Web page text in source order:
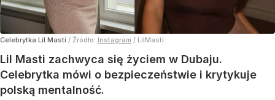
Celebrytka Lil Masti / Źródło: Instagram / LilMasti
Lil Masti zachwyca się życiem w Dubaju.
Celebrytka mówi o bezpieczeństwie i krytykuje
polską mentalność.